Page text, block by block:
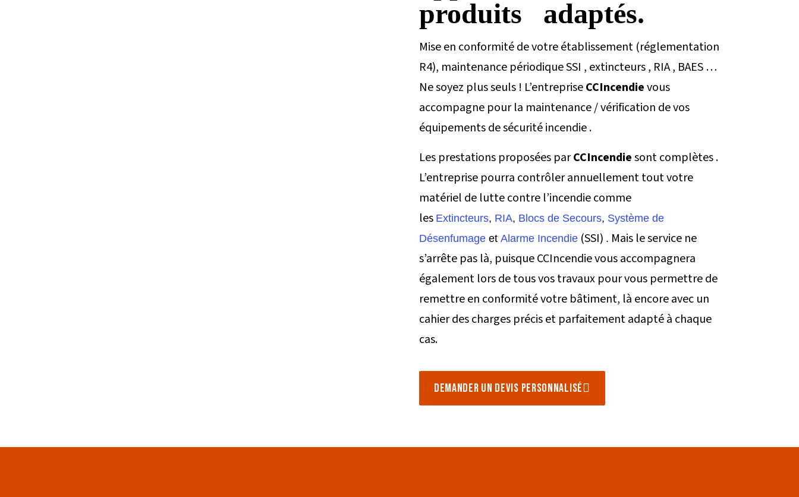
produits adaptés.
Mise en conformité de votre établissement (réglementation
R4), maintenance périodique SSI , extincteurs , RIA , BAES …
Ne soyez plus seuls ! L’entrepriseCCIncendievous
accompagne pour la maintenance / vérification de vos
équipements de sécurité incendie .
Les prestations proposées parCCIncendiesont complètes .
L’entreprise pourra contrôler annuellement tout votre
matériel de lutte contre l’incendie comme
les Extincteurs, RIA, Blocs de Secours, Système de
Désenfumageet Alarme Incendie(SSI) . Mais le service ne
s’arrête pas là, puisque CCIncendie vous accompagnera
également lors de tous vos travaux pour vous permettre de
remettre en conformité votre bâtiment, là encore avec un
cahier des charges précis et parfaitement adapté à chaque
cas.
Demander un devis personnalisé